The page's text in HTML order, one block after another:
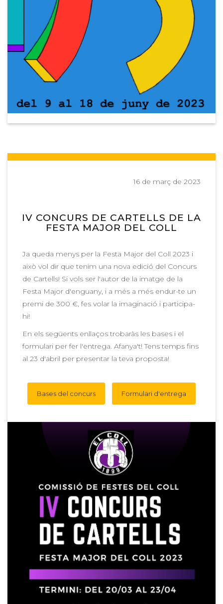
16 de març de 2023
IV CONCURS DE CARTELLS DE LA
FESTA MAJOR DEL COLL
Ja queda menys per la Festa Major del Coll 2023 i
això vol dir que tenim una nova edició del Concurs
de Cartells! Si vols ser l'autor de la imatge de la
Festa Major d'enguany, i a més a més endur-te un
premi de 300 €, fes volar la imaginació i participa-
hi!
En els següents enllaços trobaràs les bases i el
formulari per fer l'entrega. Afanya't! Tens temps fins
al 23 d'abril per presentar la teva proposta!
Bases del concurs Formulari d'entrega